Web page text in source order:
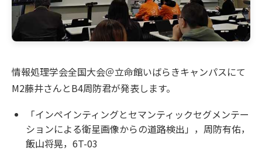
情報処理学会全国大会＠立命館いばらきキャンパスにて
M2藤井さんとB4周防君が発表します。
「インペインティングとセマンティックセグメンテー
ションによる衛星画像からの道路検出」，周防有佑，
飯山将晃，6T-03